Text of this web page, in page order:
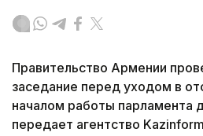
Правительство Армении
заседание перед уходом в
началом работы парламента
передает агентство